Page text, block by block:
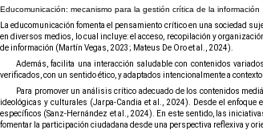
Educomunicación: mecanismo para la gestión crítica de la información
La educomunicación fomenta el pensamiento crítico en una sociedad
en diversos medios, lo cual incluye: el acceso, recopilación y
de información (Martín Vegas, 2023; Mateus De Oro et al., 2024).
Además, facilita una interacción saludable con contenidos
verificados, con un sentido ético, y adaptados intencionalmente a
Para promover un análisis crítico adecuado de los contenidos
ideológicas y culturales (Jarpa-Candia et al., 2024). Desde el
específicos (Sanz-Hernández et al., 2024). En este sentido, las
fomentar la participación ciudadana desde una perspectiva reflexiva y